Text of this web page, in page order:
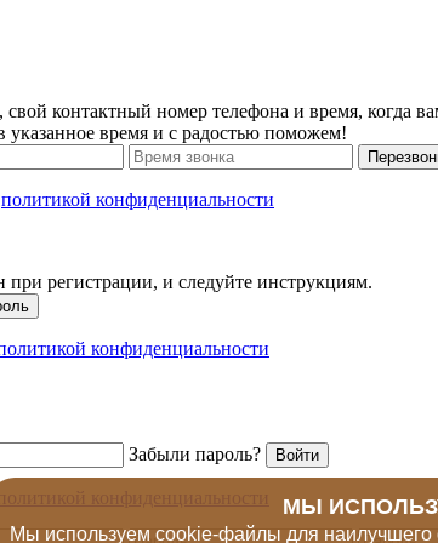
свой контактный номер телефона и время, когда
время и с радостью поможем!
политикой конфиденциальности
регистрации, и следуйте инструкциям.
конфиденциальности
Забыли пароль? Войти
МЫ
Мы используем cookie-файлы для